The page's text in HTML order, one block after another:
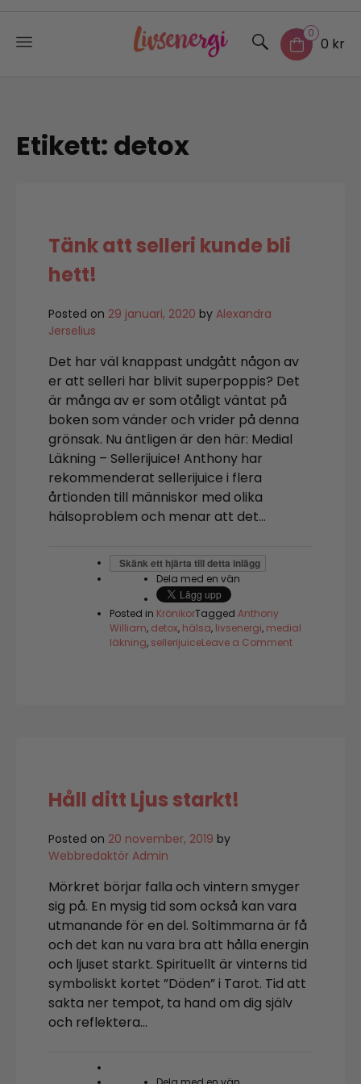
0
0 kr
Etikett: detox
Tänk att selleri kunde bli
hett!
Posted on 29 januari, 2020 by Alexandra
Jerselius
Det har väl knappast undgått någon av
er att selleri har blivit superpoppis? Det
är många av er som otåligt väntat på
boken som vänder och vrider på denna
grönsak. Nu äntligen är den här: Medial
Läkning – Sellerijuice! Anthony har
rekommenderat sellerijuice i flera
årtionden till människor med olika
hälsoproblem och menar att det…
Skänk ett hjärta till detta inlägg
Dela med en vän
Posted in KrönikorTagged Anthony
William, detox, hälsa, livsenergi, medial
läkning, sellerijuiceLeave a Commenton
Håll ditt Ljus starkt!
Posted on 20 november, 2019 by
Webbredaktör Admin
Mörkret börjar falla och vintern smyger
sig på. En mysig tid som också kan vara
utmanande för en del. Soltimmarna är få
och det kan nu vara bra att hålla energin
och ljuset starkt. Spirituellt är vinterns tid
symboliskt kortet ”Döden” i Tarot. Tid att
sakta ner tempot, ta hand om dig själv
och reflektera…